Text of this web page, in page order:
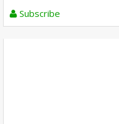
Subscribe